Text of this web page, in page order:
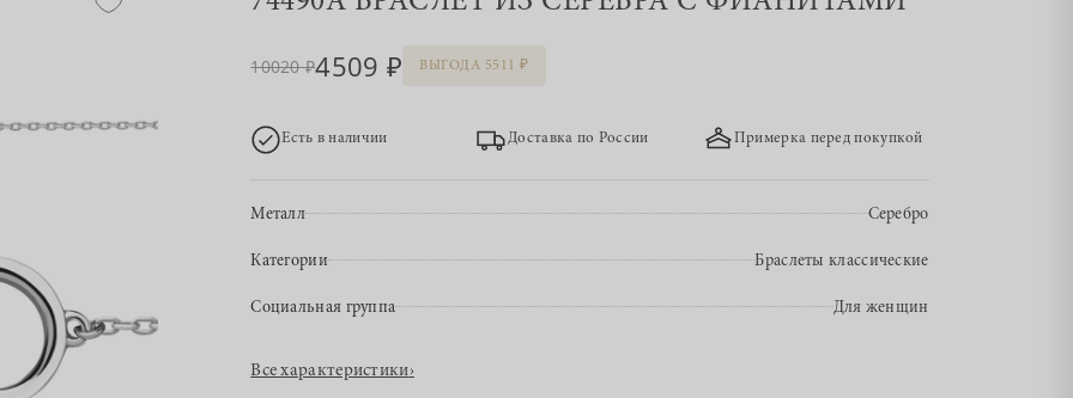
10020 4509 ВЫГОДА 5511
Есть в наличии Доставка по России Примерка перед покупкой
Металл Серебро
Категории Браслеты классические
Социальная группа Для женщин
Все характеристики›